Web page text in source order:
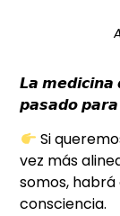
𝙇𝙖 𝙢𝙚𝙙𝙞𝙘𝙞𝙣𝙖
𝙥𝙖𝙨𝙖𝙙𝙤 𝙥𝙖𝙧𝙖
Si
vez más
somos,
consciencia.